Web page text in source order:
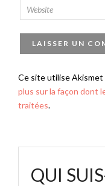
Ce site utilise Akismet
plus sur la façon dont
traitées.
QUI